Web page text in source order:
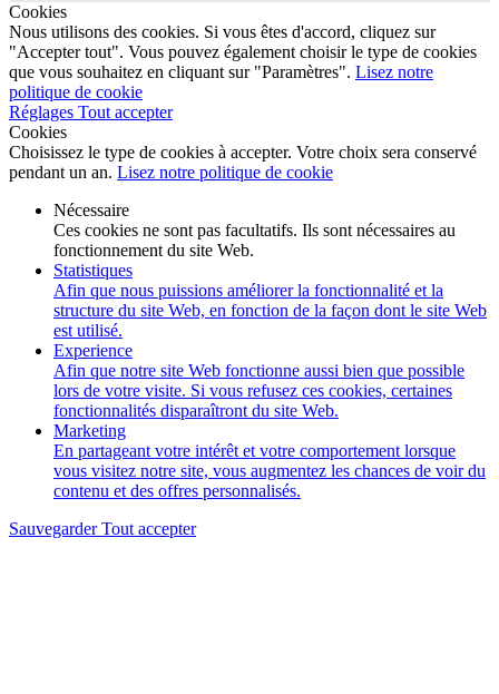
Cookies
Nous utilisons des cookies. Si vous êtes d'accord, cliquez sur
"Accepter tout". Vous pouvez également choisir le type de cookies
que vous souhaitez en cliquant sur "Paramètres". Lisez notre
politique de cookie
Réglages Tout accepter
Cookies
Choisissez le type de cookies à accepter. Votre choix sera conservé
pendant un an. Lisez notre politique de cookie
Nécessaire
Ces cookies ne sont pas facultatifs. Ils sont nécessaires au
fonctionnement du site Web.
Statistiques
Afin que nous puissions améliorer la fonctionnalité et la
structure du site Web, en fonction de la façon dont le site Web
est utilisé.
Experience
Afin que notre site Web fonctionne aussi bien que possible
lors de votre visite. Si vous refusez ces cookies, certaines
fonctionnalités disparaîtront du site Web.
Marketing
En partageant votre intérêt et votre comportement lorsque
vous visitez notre site, vous augmentez les chances de voir du
contenu et des offres personnalisés.
SauvegarderTout accepter